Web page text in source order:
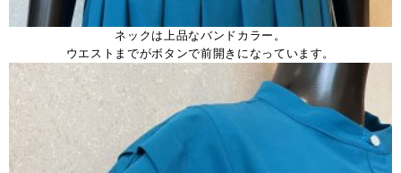
ネックは上品なバンドカラー。
ウエストまでがボタンで前開きになっています。